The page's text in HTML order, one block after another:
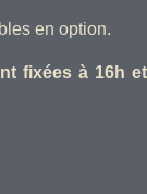
en option.
fixées à 16h et